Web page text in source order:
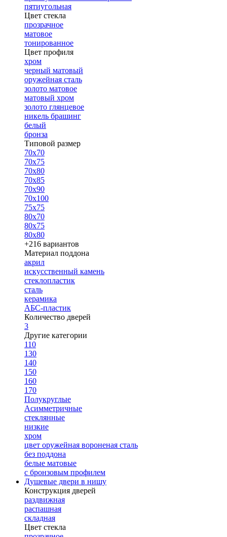
пятиугольная
Цвет стекла
прозрачное
матовое
тонированное
Цвет профиля
хром
черный матовый
оружейная сталь
золото матовое
матовый хром
золото глянцевое
никель брашинг
белый
бронза
Типовой размер
70х70
70х75
70х80
70х85
70х90
70х100
75х75
80х70
80х75
80х80
+216 вариантов
Материал поддона
акрил
искусственный камень
стеклопластик
сталь
керамика
АБС-пластик
Количество дверей
3
Другие категории
110
130
140
150
160
170
Полукруглые
Асимметричные
стеклянные
низкие
хром
цвет оружейная вороненая сталь
без поддона
белые матовые
с бронзовым профилем
Душевые двери в нишу
Конструкция дверей
раздвижная
распашная
складная
Цвет стекла